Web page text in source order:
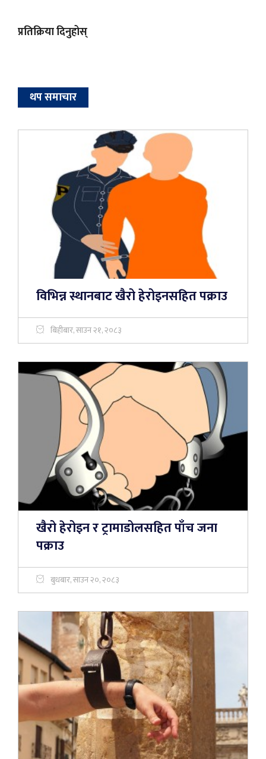
प्रतिक्रिया दिनुहोस्
थप समाचार
विभिन्न स्थानबाट खैरो हेरोइनसहित पक्राउ
बिहीबार, साउन २१, २०८३
खैरो हेरोइन र ट्रामाडोलसहित पाँच जना
पक्राउ
बुधबार, साउन २०, २०८३